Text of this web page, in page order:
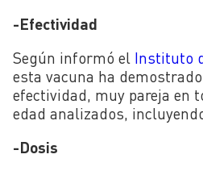
-Efectividad
Según informó el Instituto
esta vacuna ha
efectividad, muy pareja en
edad analizados,
-Dosis